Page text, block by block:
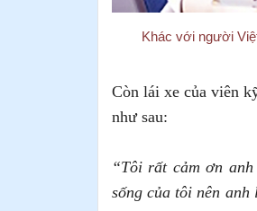
Khác với người
Còn lái xe của viên
như sau:
“Tôi rất cảm ơn
sống của tôi nên